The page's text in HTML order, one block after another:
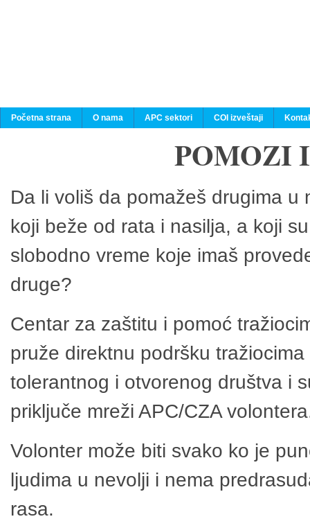
Početna strana O nama APC sektori COI izveštaji
POMOZI
Da li voliš da pomažeš drugima
koji beže od rata i nasilja, a koji
slobodno vreme koje imaš
druge?
Centar za zaštitu i pomoć
pruže direktnu podršku
tolerantnog i otvorenog društva i
priključe mreži APC/CZA
Volonter može biti svako ko je
ljudima u nevolji i nema
rasa.